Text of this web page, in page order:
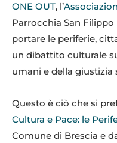
ONE OUT, l’
Parrocchia San
portare le periferie,
un dibattito culturale
umani e della giustizia
Questo è ciò che si
Cultura e Pace: le
Comune di Brescia e